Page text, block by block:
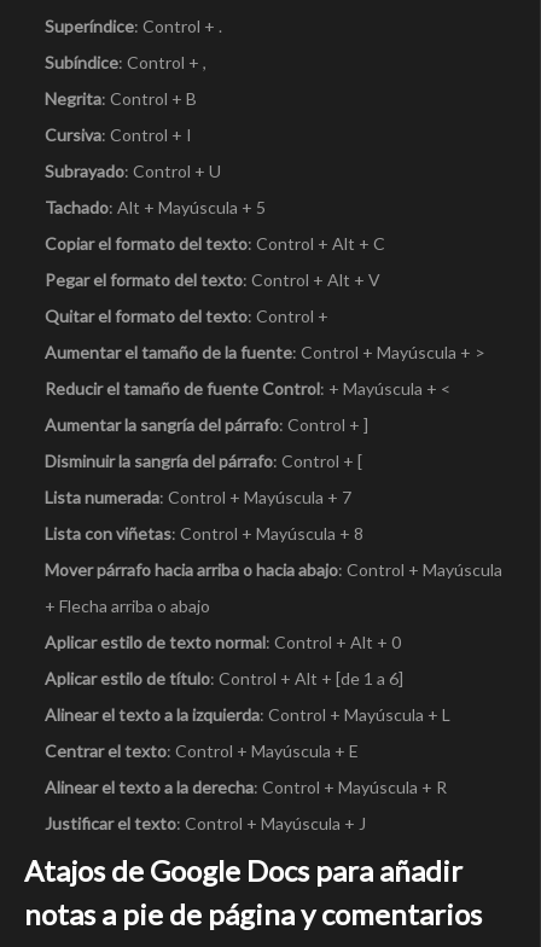
Superíndice: Control + .
Subíndice: Control + ,
Negrita: Control + B
Cursiva: Control + I
Subrayado: Control + U
Tachado: Alt + Mayúscula + 5
Copiar el formato del texto: Control + Alt + C
Pegar el formato del texto: Control + Alt + V
Quitar el formato del texto: Control +
Aumentar el tamaño de la fuente: Control + Mayúscula + >
Reducir el tamaño de fuente Control: + Mayúscula + <
Aumentar la sangría del párrafo: Control + ]
Disminuir la sangría del párrafo: Control + [
Lista numerada: Control + Mayúscula + 7
Lista con viñetas: Control + Mayúscula + 8
Mover párrafo hacia arriba o hacia abajo: Control + Mayúscula
+ Flecha arriba o abajo
Aplicar estilo de texto normal: Control + Alt + 0
Aplicar estilo de título: Control + Alt + [de 1 a 6]
Alinear el texto a la izquierda: Control + Mayúscula + L
Centrar el texto: Control + Mayúscula + E
Alinear el texto a la derecha: Control + Mayúscula + R
Justificar el texto: Control + Mayúscula + J
Atajos de Google Docs para añadir
notas a pie de página y comentarios